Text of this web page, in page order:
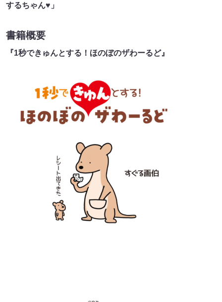
するちゃん♥」
書籍概要
『1秒できゅんとする！ほのぼのザわーるど』